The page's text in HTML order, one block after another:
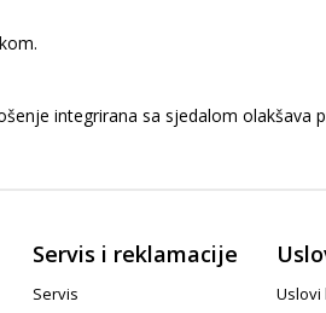
integrirana sa sjedalom olakšava
Servis i reklamacije
Servis Uslovi